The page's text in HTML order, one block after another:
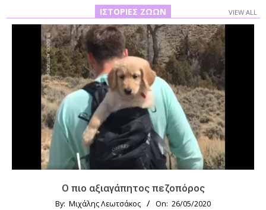
ΙΣΤΟΡΊΕΣ ΖΏΩΝ VIEW ALL
Ο πιο αξιαγάπητος πεζοπόρος
By: Μιχάλης Λεωτσάκος On: 26/05/2020